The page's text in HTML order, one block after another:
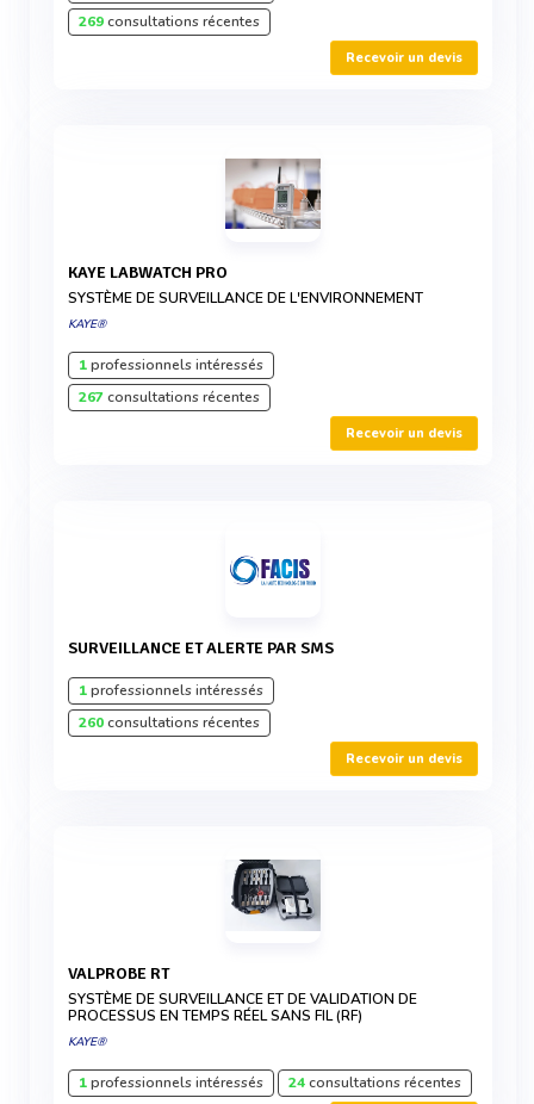
269consultations récentes
Recevoir un devis
KAYE LABWATCH PRO
SYSTÈME DE SURVEILLANCE DE L'ENVIRONNEMENT
KAYE®
1professionnels intéressés
267consultations récentes
Recevoir un devis
SURVEILLANCE ET ALERTE PAR SMS
1professionnels intéressés
260consultations récentes
Recevoir un devis
VALPROBE RT
SYSTÈME DE SURVEILLANCE ET DE VALIDATION DE
PROCESSUS EN TEMPS RÉEL SANS FIL (RF)
KAYE®
1professionnels intéressés 24consultations récentes